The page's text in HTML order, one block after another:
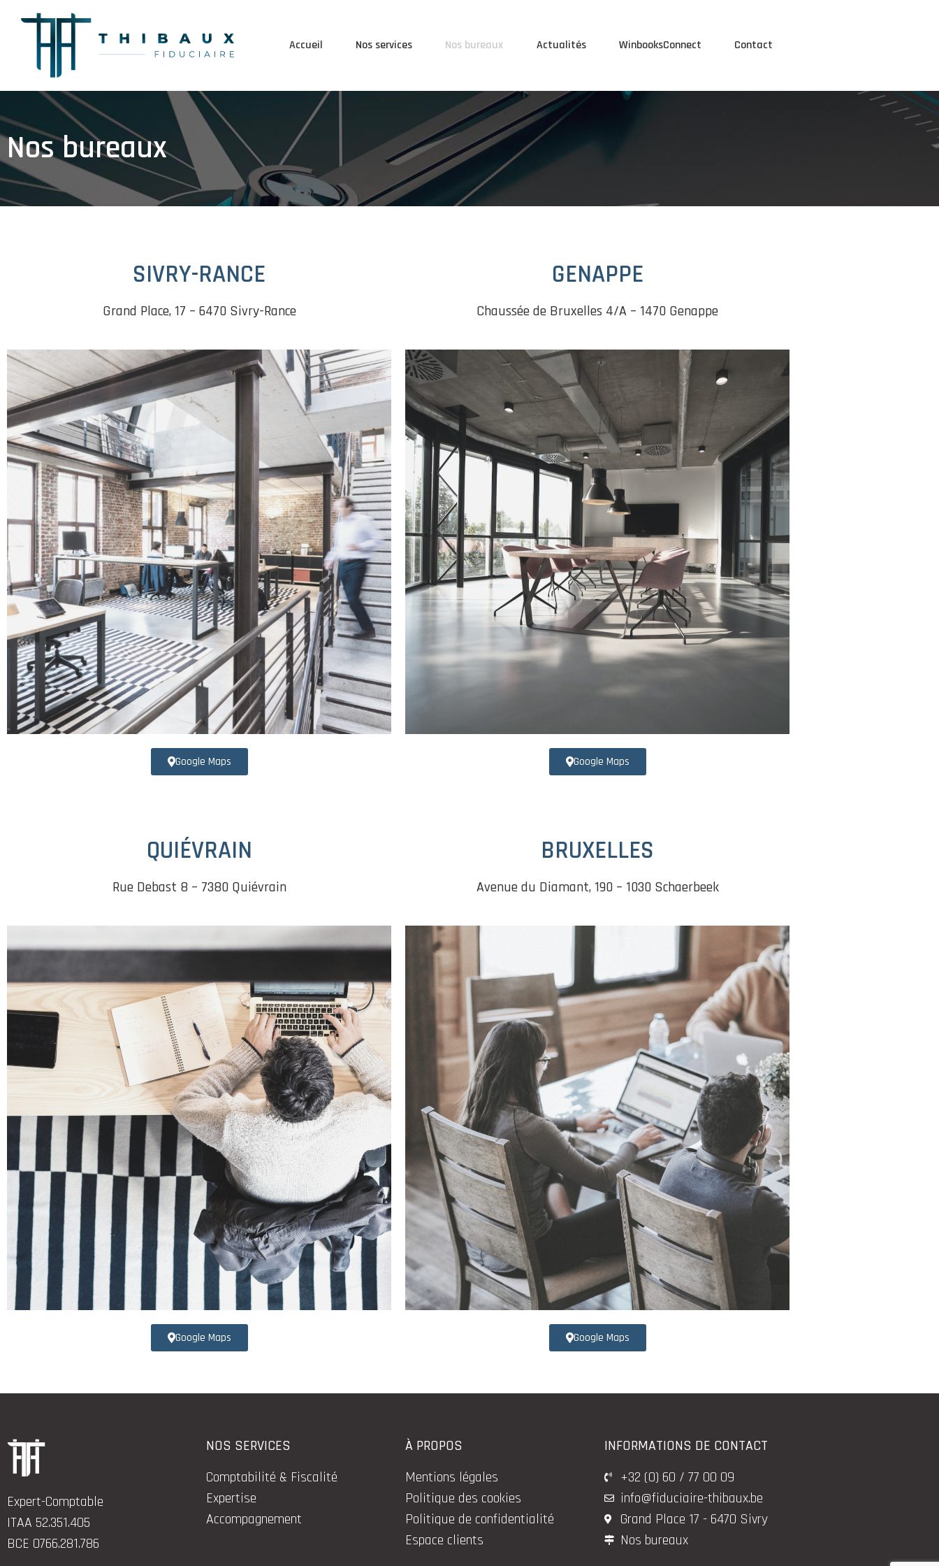
Accueil Nos services Nos bureaux Actualités WinbooksConnect Contact
Nos bureaux
SIVRY-RANCE
Grand Place, 17 – 6470 Sivry-Rance
Google Maps
GENAPPE
Chaussée de Bruxelles 4/A – 1470 Genappe
Google Maps
QUIÉVRAIN
Rue Debast 8 – 7380 Quiévrain
Google Maps
BRUXELLES
Avenue du Diamant, 190 – 1030 Schaerbeek
Google Maps
Expert-Comptable
ITAA 52.351.405
BCE 0766.281.786
NOS SERVICES
Comptabilité & Fiscalité
Expertise
Accompagnement
À PROPOS
Mentions légales
Politique des cookies
Politique de confidentialité
Espace clients
INFORMATIONS DE CONTACT
+32 (0) 60 / 77 00 09
info@fiduciaire-thibaux.be
Grand Place 17 - 6470 Sivry
Nos bureaux